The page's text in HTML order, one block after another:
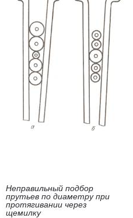
Неправильный подбор
прутьев по диаметру при
протягивании через
щемилку